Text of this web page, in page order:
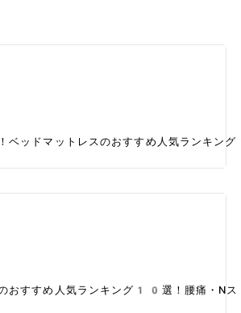
ベッドマットレスのおすすめ人気ランキ
おすすめ人気ランキング10選！腰痛・Nス